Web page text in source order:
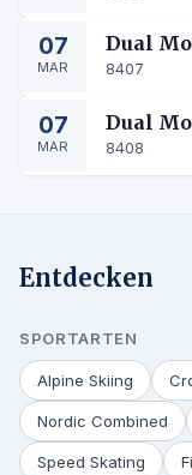
07
MAR
Dual
8407
07
MAR
Dual
8408
Entdecken
SPORTARTEN
Alpine Skiing
Nordic Combined
Speed Skating